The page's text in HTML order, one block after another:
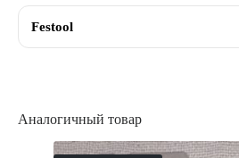
Festool
Аналогичный товар